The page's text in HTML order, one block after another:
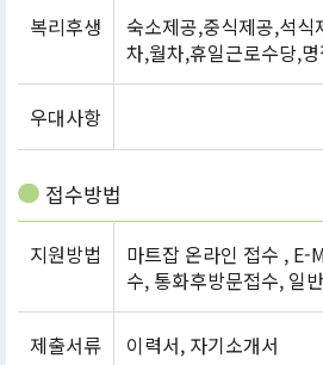
복리후생
숙소제공,중식제공,석
차,월차,휴일근로수당,
우대사항
접수방법
지원방법
마트잡 온라인 접수 , E-
수, 통화후방문접수, 일
제출서류 이력서, 자기소개서